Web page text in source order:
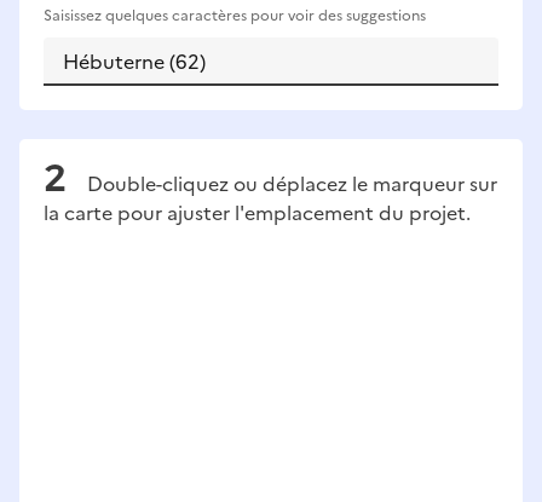
Saisissez quelques caractères pour voir des suggestions
Double-cliquez ou déplacez le marqueur sur
la carte pour ajuster l'emplacement du projet.